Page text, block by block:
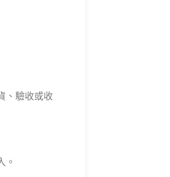
、驗收或收
。